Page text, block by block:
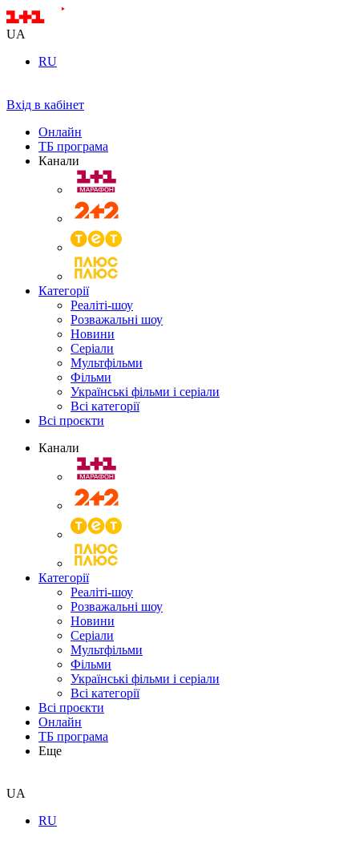
UA
RU
Вхід в кабінет
Онлайн
ТБ програма
Канали
Категорії
Реаліті-шоу
Розважальні шоу
Новини
Серіали
Мультфільми
Фільми
Українські фільми і серіали
Всі категорії
Всі проєкти
Канали
Категорії
Реаліті-шоу
Розважальні шоу
Новини
Серіали
Мультфільми
Фільми
Українські фільми і серіали
Всі категорії
Всі проєкти
Онлайн
ТБ програма
Еще
UA
RU